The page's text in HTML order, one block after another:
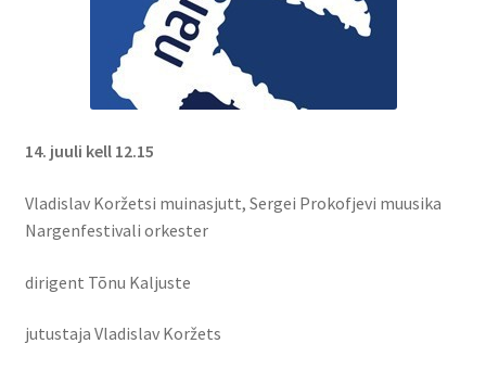
14. juuli kell 12.15
Vladislav Koržetsi muinasjutt, Sergei Prokofjevi muusika
Nargenfestivali orkester
dirigent Tõnu Kaljuste
jutustaja Vladislav Koržets